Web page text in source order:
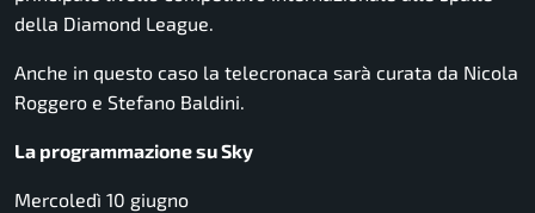
della Diamond League.
Anche in questo caso la telecronaca sarà curata da Nicola
Roggero e Stefano Baldini.
La programmazione su Sky
Mercoledì 10 giugno